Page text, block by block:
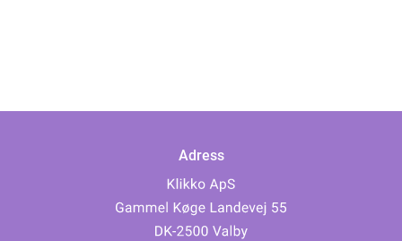
Adress